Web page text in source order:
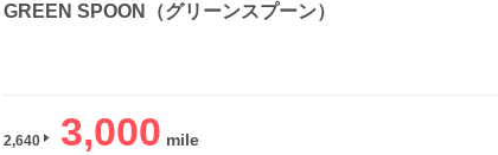
GREEN SPOON（グリーンスプーン）
2,640 3,000